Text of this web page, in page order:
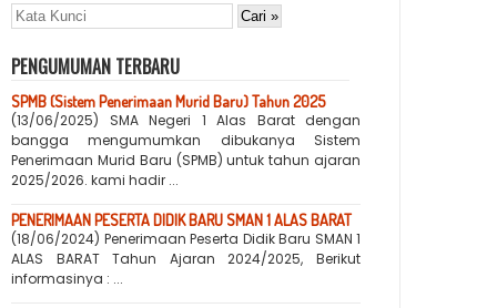
PENGUMUMAN TERBARU
SPMB (Sistem Penerimaan Murid Baru) Tahun 2025
(13/06/2025) SMA Negeri 1 Alas Barat dengan
bangga mengumumkan dibukanya Sistem
Penerimaan Murid Baru (SPMB) untuk tahun ajaran
2025/2026. kami hadir ...
PENERIMAAN PESERTA DIDIK BARU SMAN 1 ALAS BARAT
(18/06/2024) Penerimaan Peserta Didik Baru SMAN 1
ALAS BARAT Tahun Ajaran 2024/2025, Berikut
informasinya : ...